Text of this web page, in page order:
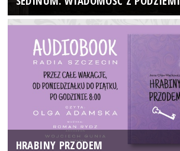
HRABINY PRZODEM